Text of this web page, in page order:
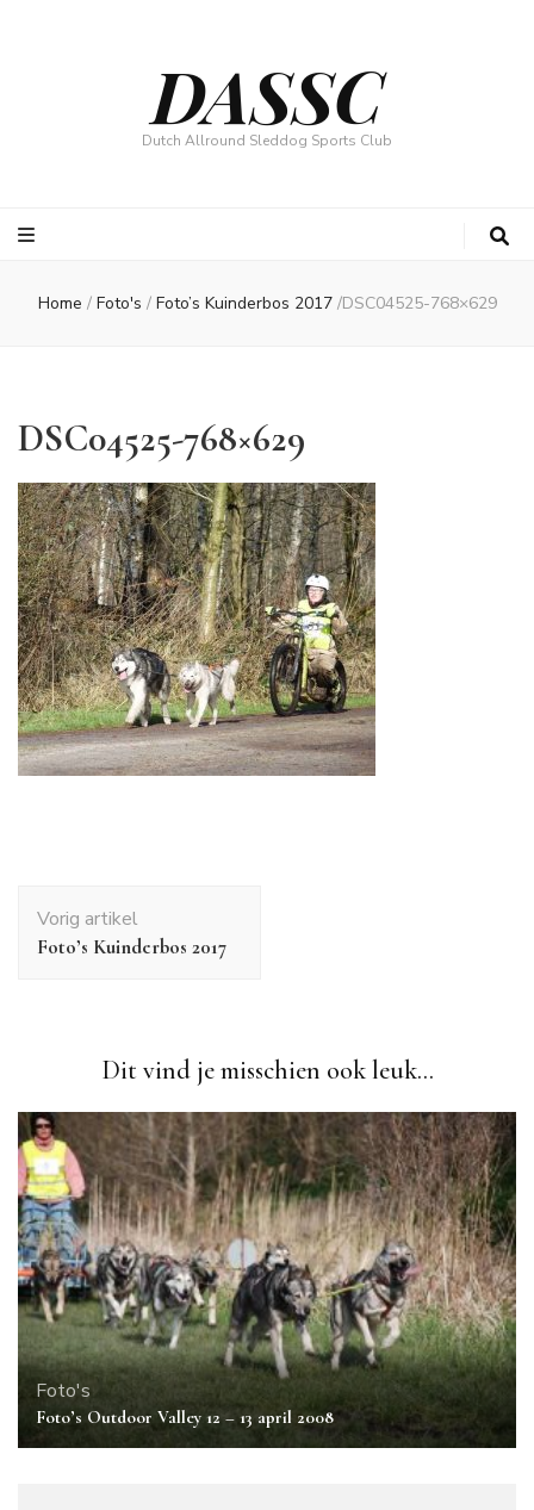
DASSC
Dutch Allround Sleddog Sports Club
Home / Foto's / Foto’s Kuinderbos 2017 /DSC04525-768×629
DSC04525-768×629
navigatie
Vorig artikel
Foto’s Kuinderbos 2017
Dit vind je misschien ook leuk...
Foto's
Foto’s Outdoor Valley 12 – 13 april 2008